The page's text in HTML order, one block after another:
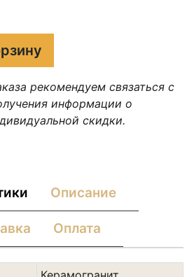
рекомендуем связаться с
информации о
скидки.
Описание
Оплата